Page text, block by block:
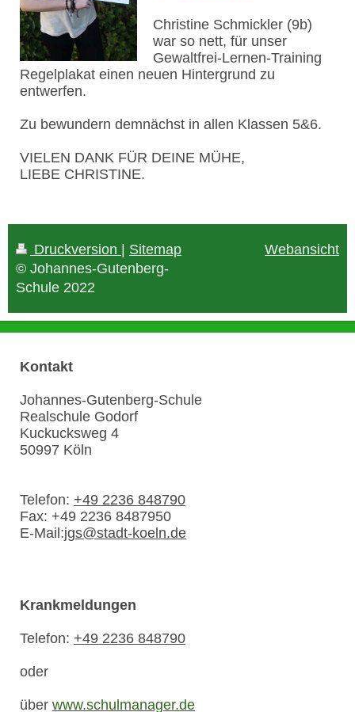
Christine Schmickler (9b)
war so nett, für unser
Gewaltfrei-Lernen-Training
Regelplakat einen neuen Hintergrund zu
entwerfen.
Zu bewundern demnächst in allen Klassen 5&6.
VIELEN DANK FÜR DEINE MÜHE,
LIEBE CHRISTINE.
Druckversion
Sitemap
© Johannes-Gutenberg-
Schule 2022
Webansicht
Kontakt
Johannes-Gutenberg-Schule
Realschule Godorf
Kuckucksweg 4
50997 Köln
Telefon: +49 2236 848790
Fax: +49 2236 8487950
E-Mail:jgs@stadt-koeln.de
Krankmeldungen
Telefon: +49 2236 848790
oder
über www.schulmanager.de